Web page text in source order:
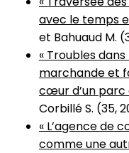
avec le temps
et Bahuaud M.
« Troubles
marchande et
cœur d’un parc
Corbillé S. (35,
« L’agence de
comme une